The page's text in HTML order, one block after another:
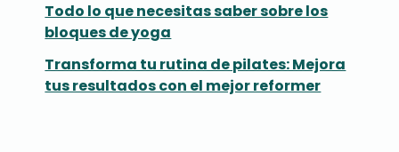
Todo lo que necesitas saber sobre los
bloques de yoga
Transforma tu rutina de pilates: Mejora
tus resultados con el mejor reformer